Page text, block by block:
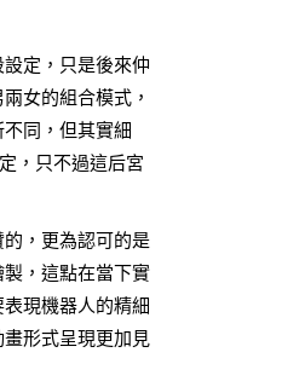
定，只是後來仲
女的組合模式，
同，但其實細
，只不過這后宮
，更為認可的是
，這點在當下實
現機器人的精細
形式呈現更加見